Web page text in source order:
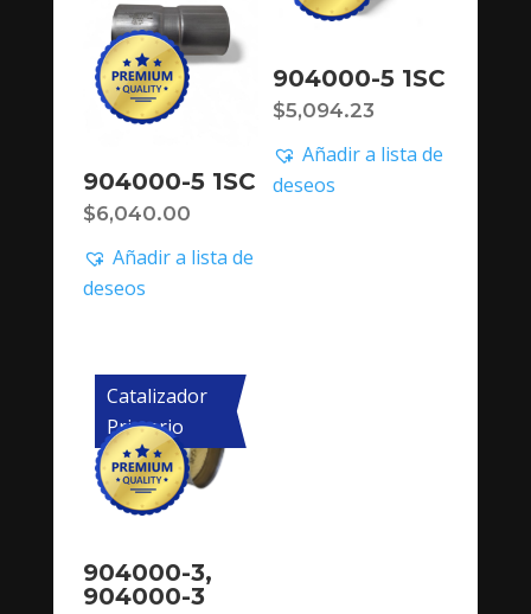
904000-5 1SC
$6,040.00
Añadir a lista de
deseos
904000-5 1SC
$5,094.23
Añadir a lista de
deseos
Catalizador
Primario
904000-3,
904000-3